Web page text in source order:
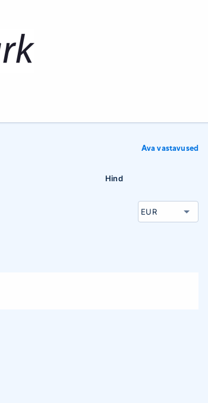
Ava vastavused
Hind